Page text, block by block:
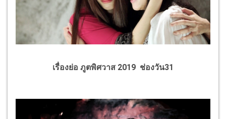
เรื่องย่อ ภูตพิศวาส 2019 ช่องวัน31